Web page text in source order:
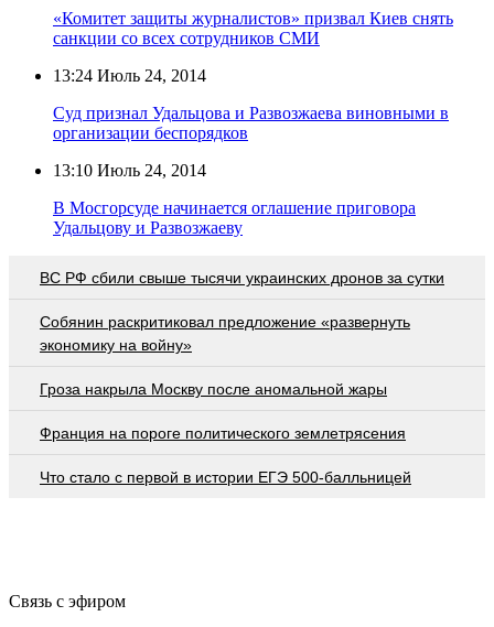
«Комитет защиты журналистов» призвал Киев снять
санкции со всех сотрудников СМИ
13:24 Июль 24, 2014
Суд признал Удальцова и Развозжаева виновными в
организации беспорядков
13:10 Июль 24, 2014
В Мосгорсуде начинается оглашение приговора
Удальцову и Развозжаеву
ВС РФ сбили свыше тысячи украинских дронов за сутки
Собянин раскритиковал предложение «развернуть
экономику на войну»
Гроза накрыла Москву после аномальной жары
Франция на пороге политического землетрясения
Что стало с первой в истории ЕГЭ 500-балльницей
Связь с эфиром